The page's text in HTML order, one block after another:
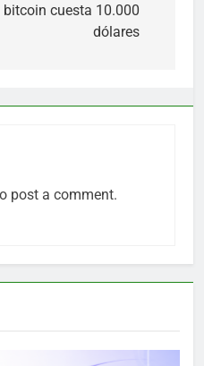
cuesta 10.000
dólares
post a comment.